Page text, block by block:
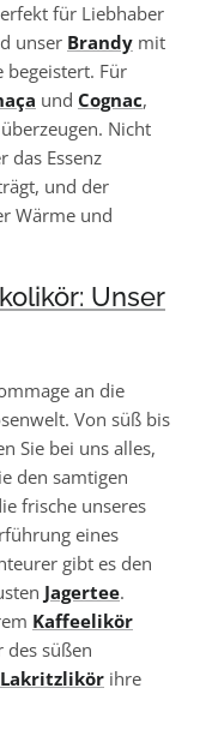
für Liebhaber
unser Brandy mit
begeistert. Für
und Cognac,
Nicht
das Essenz
und der
Wärme und
Unser
an die
Von süß bis
Sie bei uns alles,
den samtigen
frische unseres
eines
gibt es den
Jagertee.
Kaffeelikör
des süßen
Lakritzlikör ihre